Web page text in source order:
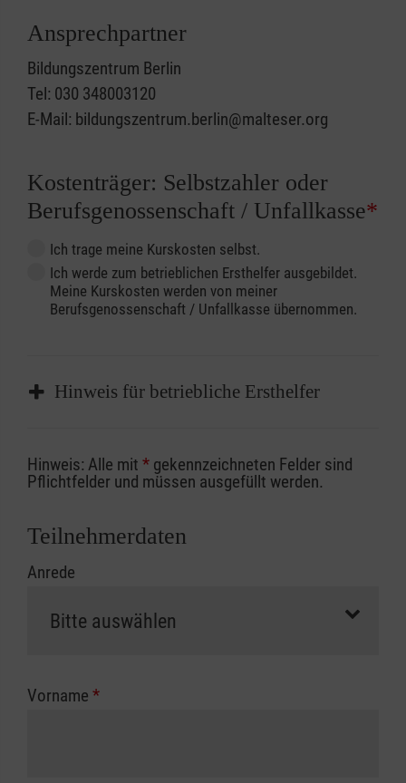
Ansprechpartner
Bildungszentrum Berlin
Tel: 030 348003120
E-Mail: bildungszentrum.berlin@malteser.org
Kostenträger: Selbstzahler oder
Berufsgenossenschaft / Unfallkasse*
Ich trage meine Kurskosten selbst.
Ich werde zum betrieblichen Ersthelfer ausgebildet.
Meine Kurskosten werden von meiner
Berufsgenossenschaft / Unfallkasse übernommen.
Hinweis für betriebliche Ersthelfer
Sofern Sie ein Kostenübernahmeverfahren
Ihrer Berufsgenossenschaft / Unfallkasse
Abrechnungsunterlagen spätestens zu
erfolgt eine Abrechnung der vollen Kursgebühr
Die notwendigen Formulare für die
zuständigen Berufsgenossenschaft oder
Hinweis: Alle mit * gekennzeichneten Felder sind
Pflichtfelder und müssen ausgefüllt werden.
Teilnehmerdaten
Anrede
Vorname *